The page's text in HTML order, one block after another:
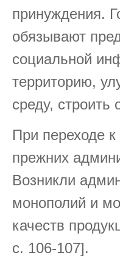
принуждения.
обязывают
социальной
территорию,
среду, строить
При переходе
прежних
Возникли
монополий и
качеств
c. 106-107].